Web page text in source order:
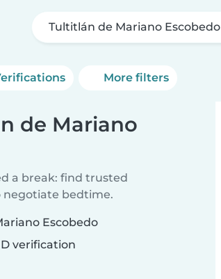
Tultitlán de Mariano Escobedo
More filters
de Mariano
a break: find trusted
negotiate bedtime.
Escobedo
verification